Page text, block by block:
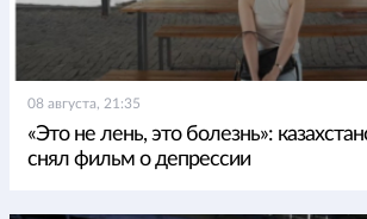
08 августа, 21:35
«Это не лень, это болезнь»:
снял фильм о депрессии